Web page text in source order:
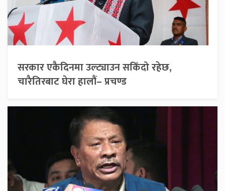
सरकार एकैदिनमा उल्ट्याउन सकिँदो रहेछ,
चारैतिरबाट घेरा हालौं– प्रचण्ड